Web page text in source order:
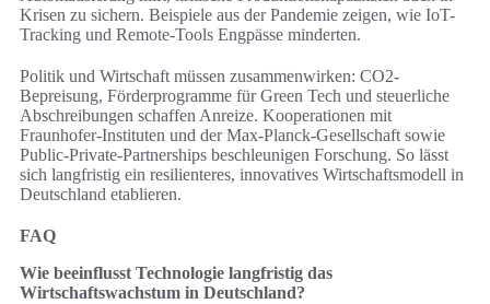
Krisen zu sichern. Beispiele aus der Pandemie zeigen, wie IoT-
Tracking und Remote-Tools Engpässe minderten.
Politik und Wirtschaft müssen zusammenwirken: CO2-
Bepreisung, Förderprogramme für Green Tech und steuerliche
Abschreibungen schaffen Anreize. Kooperationen mit
Fraunhofer-Instituten und der Max-Planck-Gesellschaft sowie
Public-Private-Partnerships beschleunigen Forschung. So lässt
sich langfristig ein resilienteres, innovatives Wirtschaftsmodell in
Deutschland etablieren.
FAQ
Wie beeinflusst Technologie langfristig das
Wirtschaftswachstum in Deutschland?